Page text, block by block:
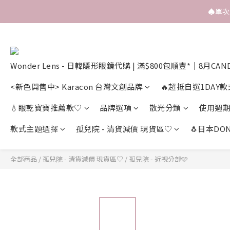
♠️單次
Wonder Lens - 日韓隱形眼鏡代購 | 滿$800包順豐*｜8月
<新色開售中> Karacon 台灣文創品牌
🔥超抵自選1DAY
💧眼乾寶寶推薦款♡
品牌選項 散光分類
使用週期
款式主題選擇
孤兒院 - 清貨減價 現貨區♡ 🐧日本
全部商品 /孤兒院 - 清貨減價 現貨區♡ /孤兒院 - 近視分部🩷